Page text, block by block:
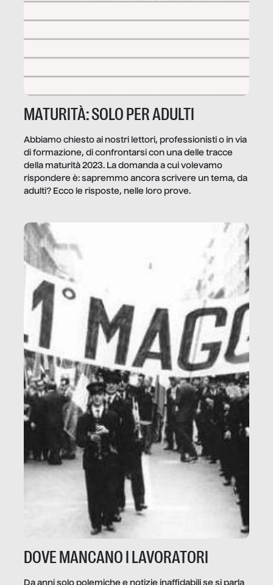
MATURITÀ: SOLO PER ADULTI
Abbiamo chiesto ai nostri lettori, professionisti o in via
di formazione, di confrontarsi con una delle tracce
della maturità 2023. La domanda a cui volevamo
rispondere è: sapremmo ancora scrivere un tema, da
adulti? Ecco le risposte, nelle loro prove.
DOVE MANCANO I LAVORATORI
Da anni solo polemiche e notizie inaffidabili se si parla